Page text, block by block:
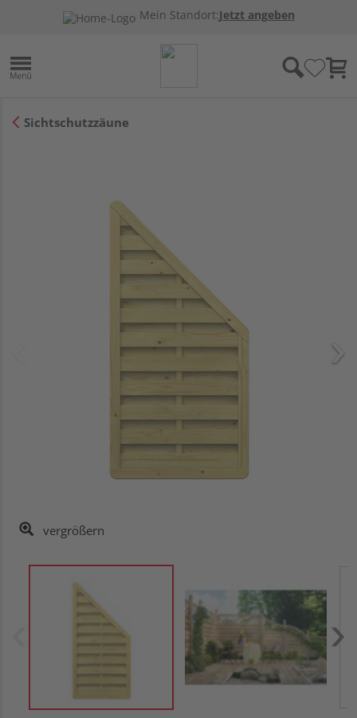
Mein Standort:Jetzt angeben
Sichtschutzzäune
vergrößern